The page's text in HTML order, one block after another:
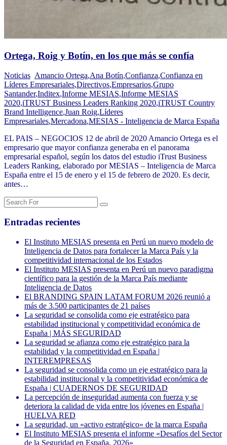
Ortega, Roig y Botín, en los que más se confía
Noticias Amancio Ortega,Ana Botín,Confianza,Confianza en
Líderes Empresariales,Directivos,Empresarios,Grupo
Santander,Inditex,Informe MESIAS,Informe MESIAS
2020,iTRUST Business Leaders Ranking 2020,iTRUST Country
Brand Intelligence,Juan Roig,Líderes
Empresariales,Mercadona,MESIAS - Inteligencia de Marca España
EL PAIS – NEGOCIOS 12 de abril de 2020 Amancio Ortega es el
empresario que mayor confianza generaba en el panorama
empresarial español, según los datos del estudio iTrust Business
Leaders Ranking, elaborado por MESIAS – Inteligencia de Marca
España entre el 15 de enero y el 15 de febrero de 2020. Es decir,
antes…
Entradas recientes
El Instituto MESIAS presenta en Perú un nuevo modelo de
Inteligencia de Datos para fortalecer la Marca País y la
competitividad internacional de los Estados
El Instituto MESIAS presenta en Perú un nuevo paradigma
científico para la gestión de la Marca País mediante
Inteligencia de Datos
El BRANDING SPAIN LATAM FORUM 2026 reunió a
más de 3.500 participantes de 21 países
La seguridad se consolida como eje estratégico para
estabilidad institucional y competitividad económica de
España | MÁS SEGURIDAD
La seguridad se afianza como eje estratégico para la
estabilidad y la competitividad en España |
INTEREMPRESAS
La seguridad se consolida como un eje estratégico para la
estabilidad institucional y la competitividad económica de
España | CUADERNOS DE SEGURIDAD
La percepción de inseguridad aumenta con fuerza y se
deteriora la calidad de vida entre los jóvenes en España |
HUELVA RED
La seguridad, un «activo estratégico» de la marca España
El Instituto MESIAS presenta el informe «Desafíos del Sector
de la Seguridad en España, 2026»